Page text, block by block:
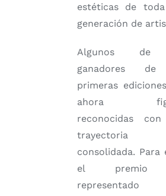
estéticas de
generación de
Algunos de
ganadores
primeras
ahora
reconocidas
trayectoria
consolidada. Para
el premio
representado